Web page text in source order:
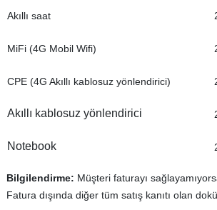
Akıllı saat
MiFi (4G Mobil Wifi)
CPE (4G Akıllı kablosuz yönlendirici)
Akıllı kablosuz yönlendirici
Notebook
Bilgilendirme: Müşteri faturayı
Fatura dışında diğer tüm satış kanıtı olan